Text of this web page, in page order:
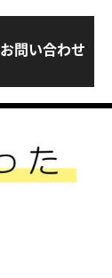
お問い合わせ